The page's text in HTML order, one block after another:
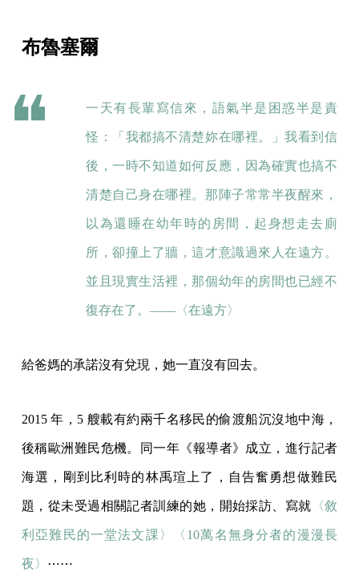
布魯塞爾
一天有長輩寫信來，語氣半是困惑半是責
怪：「我都搞不清楚妳在哪裡。」我看到信
後，一時不知道如何反應，因為確實也搞不
清楚自己身在哪裡。那陣子常常半夜醒來，
以為還睡在幼年時的房間，起身想走去廁
所，卻撞上了牆，這才意識過來人在遠方。
並且現實生活裡，那個幼年的房間也已經不
復存在了。——〈在遠方〉
給爸媽的承諾沒有兌現，她一直沒有回去。
2015 年，5 艘載有約兩千名移民的偷渡船沉沒地中海，
後稱歐洲難民危機。同一年《報導者》成立，進行記者
海選，剛到比利時的林禹瑄上了，自告奮勇想做難民
題，從未受過相關記者訓練的她，開始採訪、寫就 〈敘
利亞難民的一堂法文課〉 〈10萬名無身分者的漫漫長
夜〉 ⋯⋯